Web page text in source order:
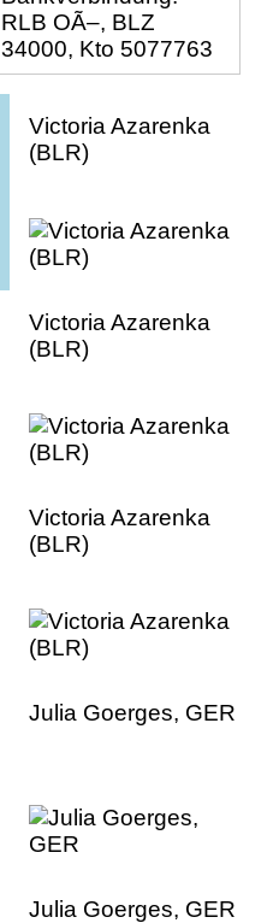
RLB OÃ–, BLZ
34000, Kto 5077763
Victoria Azarenka
(BLR)
Victoria Azarenka
(BLR)
Victoria Azarenka
(BLR)
Julia Goerges, GER
Julia Goerges, GER